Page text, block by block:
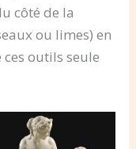
côté de la
ou limes) en
outils seule